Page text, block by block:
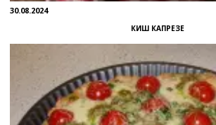
30.08.2024
КИШ КАПРЕЗЕ